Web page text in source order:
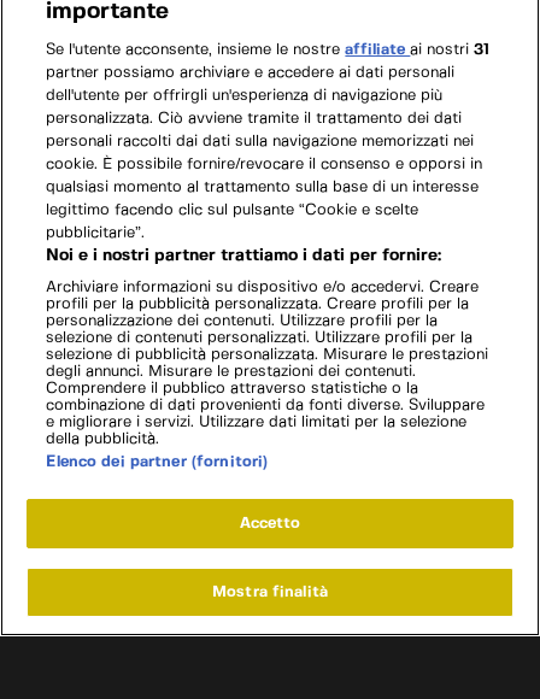
importante
Se l'utente acconsente, insieme le nostreaffiliateai nostri31
partner possiamo archiviare e accedere ai dati personali
dell'utente per offrirgli un'esperienza di navigazione più
personalizzata. Ciò avviene tramite il trattamento dei dati
personali raccolti dai dati sulla navigazione memorizzati nei
cookie. È possibile fornire/revocare il consenso e opporsi in
qualsiasi momento al trattamento sulla base di un interesse
legittimo facendo clic sul pulsante “Cookie e scelte
pubblicitarie”.
Noi e i nostri partner trattiamo i dati per fornire:
Archiviare informazioni su dispositivo e/o accedervi. Creare
profili per la pubblicità personalizzata. Creare profili per la
personalizzazione dei contenuti. Utilizzare profili per la
selezione di contenuti personalizzati. Utilizzare profili per la
selezione di pubblicità personalizzata. Misurare le prestazioni
degli annunci. Misurare le prestazioni dei contenuti.
Comprendere il pubblico attraverso statistiche o la
combinazione di dati provenienti da fonti diverse. Sviluppare
e migliorare i servizi. Utilizzare dati limitati per la selezione
della pubblicità.
Elenco dei partner (fornitori)
Accetto
Mostra finalità